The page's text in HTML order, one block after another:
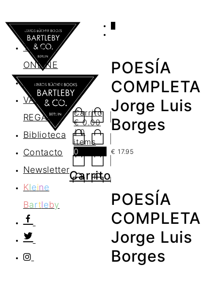
AGENDA
TIENDA
ONLINE
Nosotros
VALES DE
REGALO
Biblioteca
Contacto
Newsletter
Kleine
Bartleby
Carrito
€0.00
/ 0
items
0
Carrito
POESÍA
COMPLETA
Jorge Luis
Borges
€ 17.95
POESÍA
COMPLETA
Jorge Luis
Borges